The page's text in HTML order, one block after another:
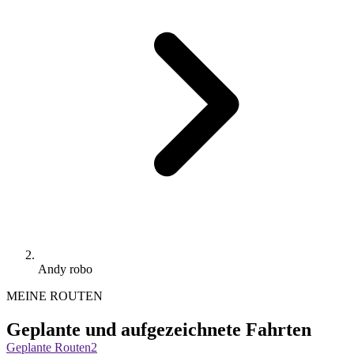
Andy robo
MEINE ROUTEN
Geplante und aufgezeichnete Fahrten
Geplante Routen2